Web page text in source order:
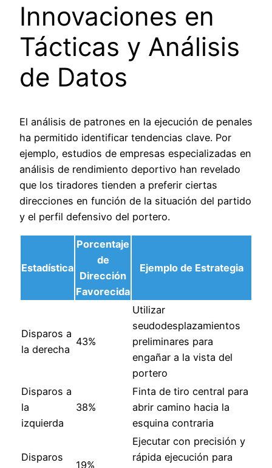
Innovaciones en
Tácticas y Análisis
de Datos
El análisis de patrones en la ejecución de penales
ha permitido identificar tendencias clave. Por
ejemplo, estudios de empresas especializadas en
análisis de rendimiento deportivo han revelado
que los tiradores tienden a preferir ciertas
direcciones en función de la situación del partido
y el perfil defensivo del portero.
Estadística
Porcentaje
de
Dirección
Favorecida
Ejemplo de Estrategia
Disparos a
la derecha
43%
Utilizar
seudodesplazamientos
preliminares para
engañar a la vista del
portero
Disparos a
la
izquierda
38%
Finta de tiro central para
abrir camino hacia la
esquina contraria
Disparos
19%
Ejecutar con precisión y
rápida ejecución para